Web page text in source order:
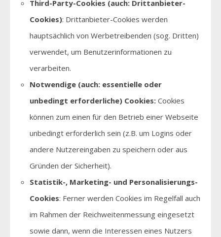
Third-Party-Cookies (auch: Drittanbieter-
Cookies): Drittanbieter-Cookies werden
hauptsächlich von Werbetreibenden (sog. Dritten)
verwendet, um Benutzerinformationen zu
verarbeiten.
Notwendige (auch: essentielle oder
unbedingt erforderliche) Cookies: Cookies
können zum einen für den Betrieb einer Webseite
unbedingt erforderlich sein (z.B. um Logins oder
andere Nutzereingaben zu speichern oder aus
Gründen der Sicherheit).
Statistik-, Marketing- und Personalisierungs-
Cookies: Ferner werden Cookies im Regelfall auch
im Rahmen der Reichweitenmessung eingesetzt
sowie dann, wenn die Interessen eines Nutzers